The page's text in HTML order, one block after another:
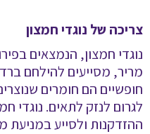
צריכה של נוגדי חמצון
נוגדי חמצון, הנמצאים
מריר, מסייעים להילחם
חופשיים הם חומרים
לגרום לנזק לתאים. נוגדי
ההזדקנות ולסייע במניעת